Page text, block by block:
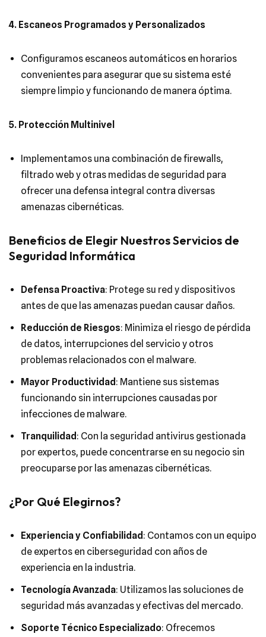
4. Escaneos Programados y Personalizados
Configuramos escaneos automáticos en horarios
convenientes para asegurar que su sistema esté
siempre limpio y funcionando de manera óptima.
5. Protección Multinivel
Implementamos una combinación de firewalls,
filtrado web y otras medidas de seguridad para
ofrecer una defensa integral contra diversas
amenazas cibernéticas.
Beneficios de Elegir Nuestros Servicios de
Seguridad Informática
Defensa Proactiva: Protege su red y dispositivos
antes de que las amenazas puedan causar daños.
Reducción de Riesgos: Minimiza el riesgo de pérdida
de datos, interrupciones del servicio y otros
problemas relacionados con el malware.
Mayor Productividad : Mantiene sus sistemas
funcionando sin interrupciones causadas por
infecciones de malware.
Tranquilidad : Con la seguridad antivirus gestionada
por expertos, puede concentrarse en su negocio sin
preocuparse por las amenazas cibernéticas.
¿Por Qué Elegirnos?
Experiencia y Confiabilidad : Contamos con un equipo
de expertos en ciberseguridad con años de
experiencia en la industria.
Tecnología Avanzada: Utilizamos las soluciones de
seguridad más avanzadas y efectivas del mercado.
Soporte Técnico Especializado: Ofrecemos